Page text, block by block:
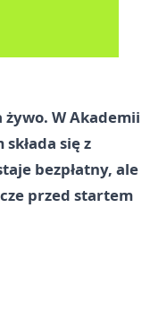
W Akademii
się z
bezpłatny, ale
przed startem